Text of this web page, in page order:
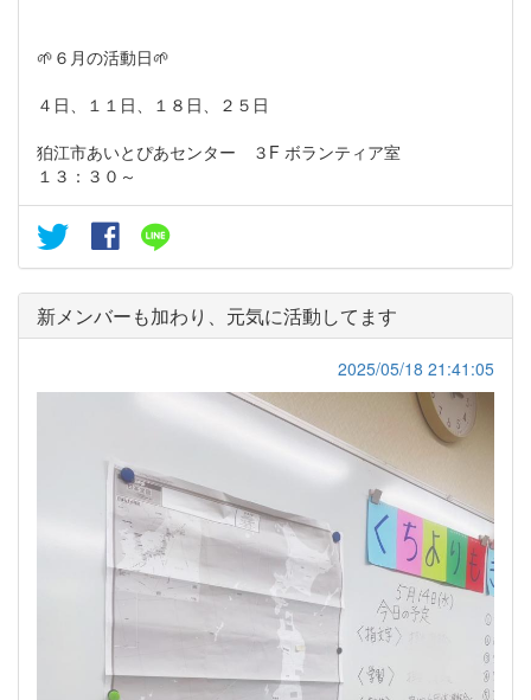
🌱６月の活動日🌱
４日、１１日、１８日、２５日
狛江市あいとぴあセンター ３F ボランティア室
１３：３０～
新メンバーも加わり、元気に活動してます
2025/05/18 21:41:05